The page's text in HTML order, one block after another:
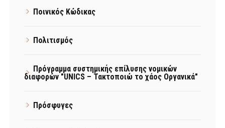
Ποινικός Κώδικας
Πολιτισμός
Πρόγραμμα συστημικής επίλυσης νομικών
διαφορών "UNICS – Τακτοποιώ το χάος Οργανικά"
Πρόσφυγες